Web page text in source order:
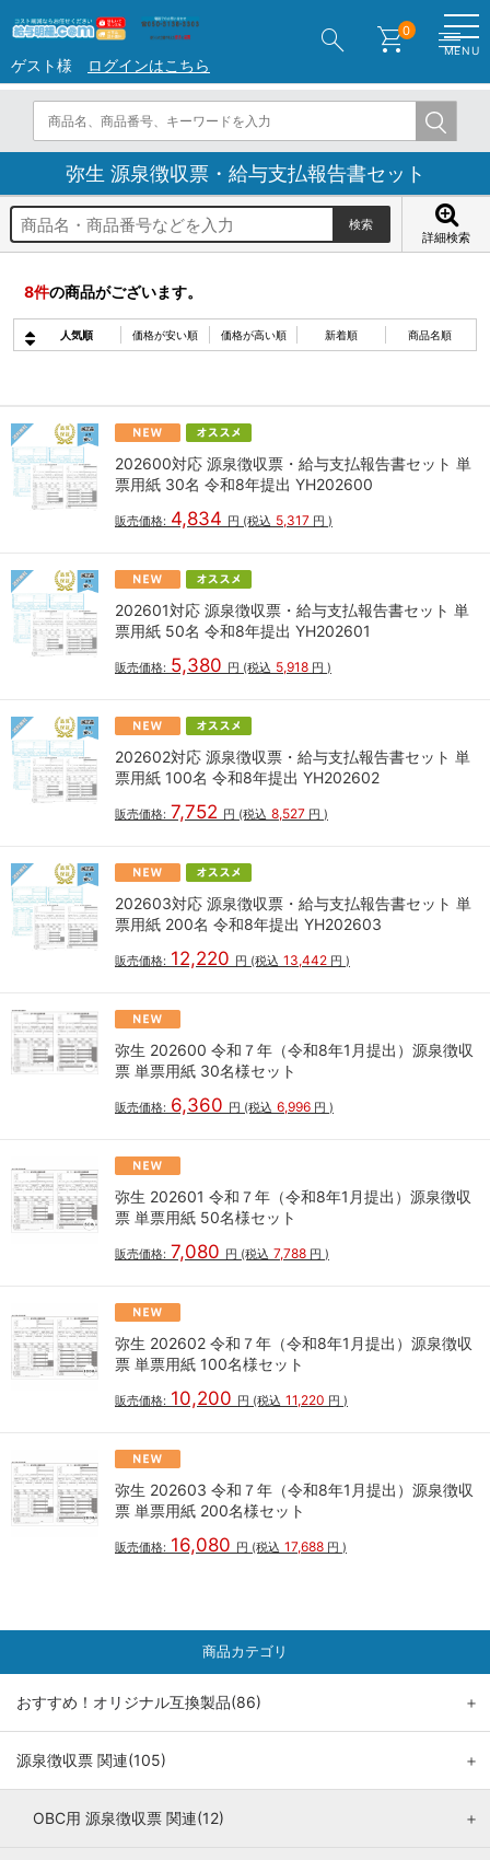
ゲスト様 ログインはこちら
MENU
search shopping_cart0 menu
弥生 源泉徴収票・給与支払報告書セット
詳細検索
8件の商品がございます。
人気順 価格が安い順 価格が高い順 新着順 商品名順
202600対応 源泉徴収票・給与支払報告書セット 単
票用紙 30名 令和8年提出 YH202600
販売価格: 4,834 円 (税込 5,317 円 )
202601対応 源泉徴収票・給与支払報告書セット 単
票用紙 50名 令和8年提出 YH202601
販売価格: 5,380 円 (税込 5,918 円 )
202602対応 源泉徴収票・給与支払報告書セット 単
票用紙 100名 令和8年提出 YH202602
販売価格: 7,752 円 (税込 8,527 円 )
202603対応 源泉徴収票・給与支払報告書セット 単
票用紙 200名 令和8年提出 YH202603
販売価格: 12,220 円 (税込 13,442 円 )
弥生 202600 令和７年（令和8年1月提出）源泉徴収
票 単票用紙 30名様セット
販売価格: 6,360 円 (税込 6,996 円 )
弥生 202601 令和７年（令和8年1月提出）源泉徴収
票 単票用紙 50名様セット
販売価格: 7,080 円 (税込 7,788 円 )
弥生 202602 令和７年（令和8年1月提出）源泉徴収
票 単票用紙 100名様セット
販売価格: 10,200 円 (税込 11,220 円 )
弥生 202603 令和７年（令和8年1月提出）源泉徴収
票 単票用紙 200名様セット
販売価格: 16,080 円 (税込 17,688 円 )
商品カテゴリ
おすすめ！オリジナル互換製品(86) ＋
源泉徴収票 関連(105) ＋
OBC用 源泉徴収票 関連(12) ＋